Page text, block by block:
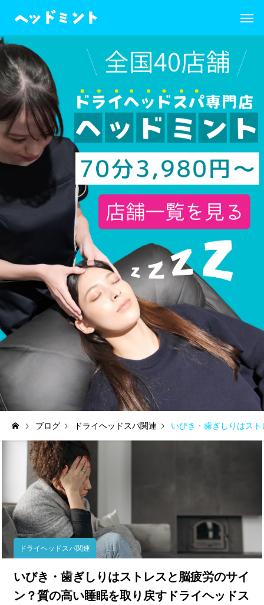
ブログ ドライヘッドスパ関連 いびき・歯ぎしりはス
ドライヘッドスパ関連
いびき・歯ぎしりはストレスと脳疲労のサイ
ン？質の高い睡眠を取り戻すドライヘッドス